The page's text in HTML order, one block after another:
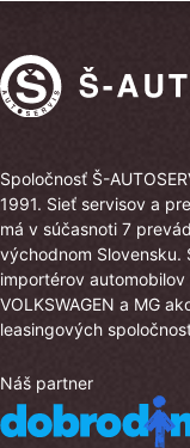
Spoločnosť Š-
1991. Sieť servisov a
má v súčasnoti 7
východnom Slovensku.
importérov automobilov
VOLKSWAGEN a MG
leasingových
Náš partner